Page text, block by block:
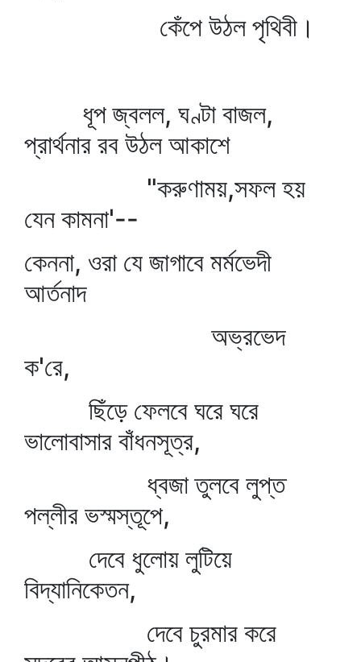
কেঁপে উঠল পৃথিবী।
ধূপ জ্বলল, ঘণ্টা বাজল,
প্রার্থনার রব উঠল আকাশে
"করুণাময়,সফল হয়
যেন কামনা'--
কেননা, ওরা যে জাগাবে মর্মভেদী
আর্তনাদ
অভ্রভেদ
ক'রে,
ছিঁড়ে ফেলবে ঘরে ঘরে
ভালোবাসার বাঁধনসূত্র,
ধ্বজা তুলবে লুপ্ত
পল্লীর ভস্মস্তূপে,
দেবে ধুলোয় লুটিয়ে
বিদ্যানিকেতন,
দেবে চুরমার করে